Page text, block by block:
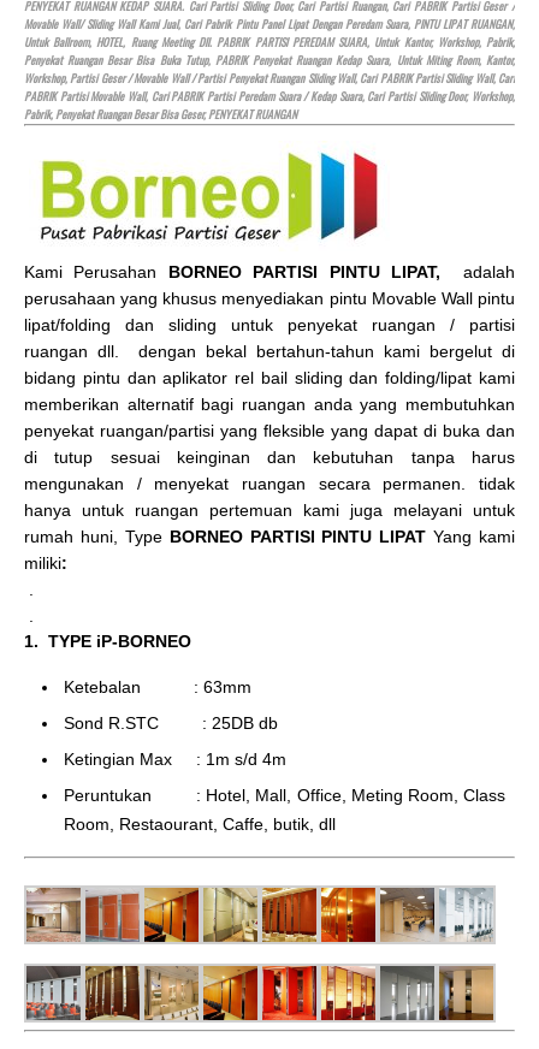
PENYEKAT RUANGAN KEDAP SUARA. Cari Partisi Sliding Door, Cari Partisi Ruangan, Cari PABRIK Partisi Geser /
Movable Wall/ Sliding Wall Kami Jual, Cari Pabrik Pintu Panel Lipat Dengan Peredam Suara, PINTU LIPAT RUANGAN,
Untuk Ballroom,HOTEL, Ruang Meeting Dll. PABRIK PARTISI PEREDAM SUARA, Untuk Kantor, Workshop, Pabrik,
Penyekat Ruangan Besar Bisa Buka Tutup, PABRIK Penyekat Ruangan Kedap Suara, Untuk Miting Room, Kantor,
Workshop, Partisi Geser / Movable Wall / Partisi Penyekat Ruangan Sliding Wall, Cari PABRIK Partisi Sliding Wall, Cari
PABRIK Partisi Movable Wall, Cari PABRIK Partisi Peredam Suara / Kedap Suara, Cari Partisi Sliding Door, Workshop,
Pabrik, Penyekat Ruangan Besar Bisa Geser, PENYEKAT RUANGAN
Kami Perusahan BORNEO PARTISI PINTU LIPAT, adalah
perusahaan yang khusus menyediakan pintu Movable Wall pintu
lipat/folding dan sliding untuk penyekat ruangan / partisi
ruangan dll. dengan bekal bertahun-tahun kami bergelut di
bidang pintu dan aplikator rel bail sliding dan folding/lipat kami
memberikan alternatif bagi ruangan anda yang membutuhkan
penyekat ruangan/partisi yang fleksible yang dapat di buka dan
di tutup sesuai keinginan dan kebutuhan tanpa harus
mengunakan / menyekat ruangan secara permanen. tidak
hanya untuk ruangan pertemuan kami juga melayani untuk
rumah huni, Type BORNEO PARTISI PINTU LIPAT Yang kami
miliki:
1. TYPE iP-BORNEO
Ketebalan : 63mm
Sond R.STC : 25DB db
Ketingian Max : 1m s/d 4m
Peruntukan : Hotel, Mall, Office, Meting Room, Class
Room, Restaourant, Caffe, butik, dll